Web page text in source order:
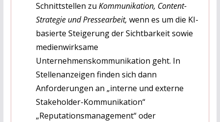
Schnittstellen zu Kommunikation, Content-
Strategie und Pressearbeit, wenn es um die KI-
basierte Steigerung der Sichtbarkeit sowie
medienwirksame
Unternehmenskommunikation geht. In
Stellenanzeigen finden sich dann
Anforderungen an „interne und externe
Stakeholder-Kommunikation“
„Reputationsmanagement“ oder